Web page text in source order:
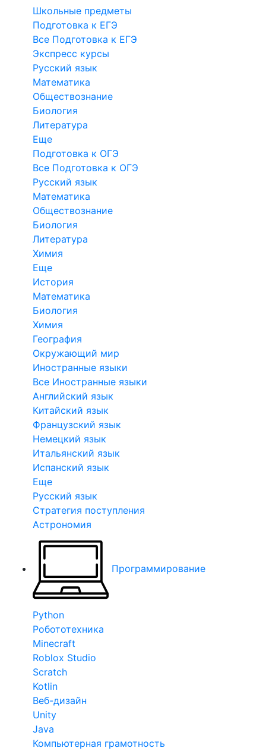
Школьные предметы
Подготовка к ЕГЭ
Все Подготовка к ЕГЭ
Экспресс курсы
Русский язык
Математика
Обществознание
Биология
Литература
Еще
Подготовка к ОГЭ
Все Подготовка к ОГЭ
Русский язык
Математика
Обществознание
Биология
Литература
Химия
Еще
История
Математика
Биология
Химия
География
Окружающий мир
Иностранные языки
Все Иностранные языки
Английский язык
Китайский язык
Французский язык
Немецкий язык
Итальянский язык
Испанский язык
Еще
Русский язык
Стратегия поступления
Астрономия
Программирование
Python
Робототехника
Minecraft
Roblox Studio
Scratch
Kotlin
Веб-дизайн
Unity
Java
Компьютерная грамотность